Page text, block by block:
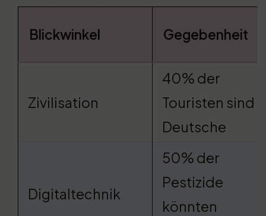
Blickwinkel Gegebenheit
Zivilisation
40% der
Touristen sind
Deutsche
Digitaltechnik
50% der
Pestizide
könnten